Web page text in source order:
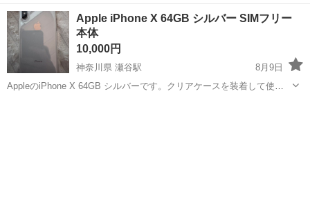
バーイエロー ROM/RAM 256GB/8GB CPU Snapdragon 8
Gen3 IMEI ...
沖縄 浦添市
Apple iPhone X 64GB シルバー SIMフリー
本体
10,000円
神奈川県 瀬谷駅
8月9日
AppleのiPhone X 64GB シルバーです。クリアケースを装着して使用